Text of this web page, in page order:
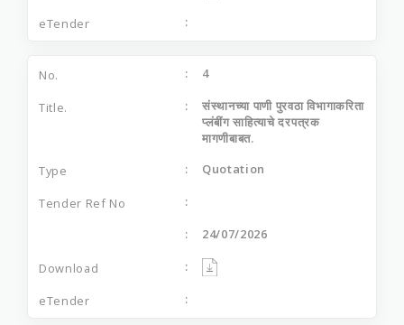
4
संस्थानच्या पाणी पुरवठा विभागाकरिता
प्लंबींग साहित्याचे दरपत्रक
मागणीबाबत.
Quotation
24/07/2026